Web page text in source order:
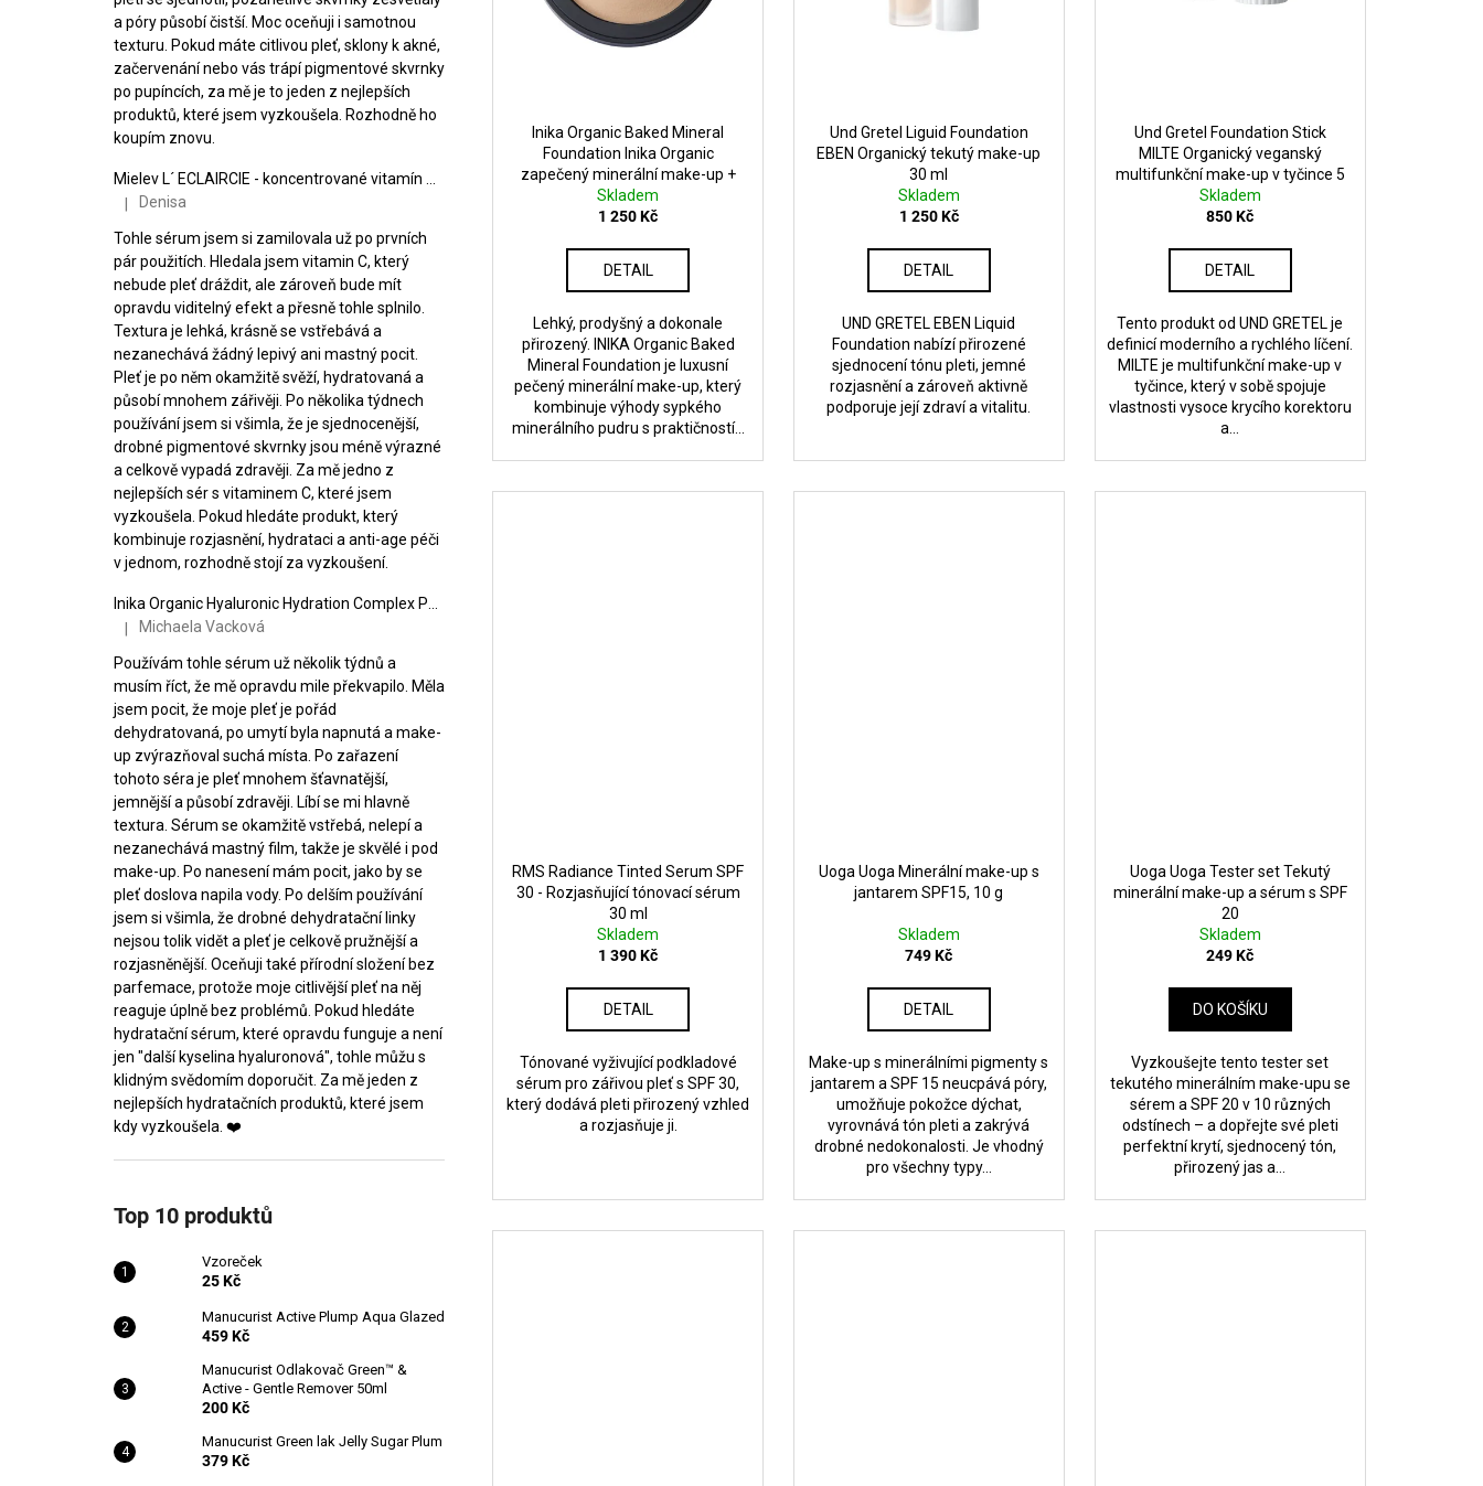
a póry působí čistší. Moc oceňuji i samotnou
texturu. Pokud máte citlivou pleť, sklony k akné,
začervenání nebo vás trápí pigmentové skvrnky
po pupíncích, za mě je to jeden z nejlepších
produktů, které jsem vyzkoušela. Rozhodně ho
koupím znovu.
Hodnocení produktu je 5 z 5 hvězdiček.
Denisa
Tohle sérum jsem si zamilovala už po prvních
pár použitích. Hledala jsem vitamin C, který
nebude pleť dráždit, ale zároveň bude mít
opravdu viditelný efekt a přesně tohle splnilo.
Textura je lehká, krásně se vstřebává a
nezanechává žádný lepivý ani mastný pocit.
Pleť je po něm okamžitě svěží, hydratovaná a
působí mnohem zářivěji. Po několika týdnech
používání jsem si všimla, že je sjednocenější,
drobné pigmentové skvrnky jsou méně výrazné
a celkově vypadá zdravěji. Za mě jedno z
nejlepších sér s vitaminem C, které jsem
vyzkoušela. Pokud hledáte produkt, který
kombinuje rozjasnění, hydrataci a anti-age péči
v jednom, rozhodně stojí za vyzkoušení.
Hodnocení produktu je 5 z 5 hvězdiček.
Michaela Vacková
Používám tohle sérum už několik týdnů a
musím říct, že mě opravdu mile překvapilo. Měla
jsem pocit, že moje pleť je pořád
dehydratovaná, po umytí byla napnutá a make-
up zvýrazňoval suchá místa. Po zařazení
tohoto séra je pleť mnohem šťavnatější,
jemnější a působí zdravěji. Líbí se mi hlavně
textura. Sérum se okamžitě vstřebá, nelepí a
nezanechává mastný film, takže je skvělé i pod
make-up. Po nanesení mám pocit, jako by se
pleť doslova napila vody. Po delším používání
jsem si všimla, že drobné dehydratační linky
nejsou tolik vidět a pleť je celkově pružnější a
rozjasněnější. Oceňuji také přírodní složení bez
parfemace, protože moje citlivější pleť na něj
reaguje úplně bez problémů. Pokud hledáte
hydratační sérum, které opravdu funguje a není
jen "další kyselina hyaluronová", tohle můžu s
klidným svědomím doporučit. Za mě jeden z
nejlepších hydratačních produktů, které jsem
kdy vyzkoušela. ❤️
Top 10 produktů
Vzoreček
25 Kč
Manucurist Active Plump Aqua Glazed
459 Kč
Manucurist Odlakovač Green™ &
Active - Gentle Remover 50ml
200 Kč
Manucurist Green lak Jelly Sugar Plum
379 Kč
Inika Organic Baked Mineral
Foundation Inika Organic
zapečený minerální make-up +
pudr v jednom 8g
Skladem
1 250 Kč
DETAIL
Lehký, prodyšný a dokonale
přirozený. INIKA Organic Baked
Mineral Foundation je luxusní
pečený minerální make-up, který
kombinuje výhody sypkého
minerálního pudru s praktičností...
Und Gretel Liguid Foundation
EBEN Organický tekutý make-up
30 ml
Skladem
1 250 Kč
DETAIL
UND GRETEL EBEN Liquid
Foundation nabízí přirozené
sjednocení tónu pleti, jemné
rozjasnění a zároveň aktivně
podporuje její zdraví a vitalitu.
Und Gretel Foundation Stick
MILTE Organický veganský
multifunkční make-up v tyčince 5
g
Skladem
850 Kč
DETAIL
Tento produkt od UND GRETEL je
definicí moderního a rychlého líčení.
MILTE je multifunkční make-up v
tyčince, který v sobě spojuje
vlastnosti vysoce krycího korektoru
a...
RMS Radiance Tinted Serum SPF
30 - Rozjasňující tónovací sérum
30 ml
Skladem
1 390 Kč
DETAIL
Tónované vyživující podkladové
sérum pro zářivou pleť s SPF 30,
který dodává pleti přirozený vzhled
a rozjasňuje ji.
Uoga Uoga Minerální make-up s
jantarem SPF15, 10 g
Skladem
749 Kč
DETAIL
Make-up s minerálními pigmenty s
jantarem a SPF 15 neucpává póry,
umožňuje pokožce dýchat,
vyrovnává tón pleti a zakrývá
drobné nedokonalosti. Je vhodný
pro všechny typy...
Uoga Uoga Tester set Tekutý
minerální make-up a sérum s SPF
20
Skladem
249 Kč
DO KOŠÍKU
Vyzkoušejte tento tester set
tekutého minerálním make-upu se
sérem a SPF 20 v 10 různých
odstínech – a dopřejte své pleti
perfektní krytí, sjednocený tón,
přirozený jas a...